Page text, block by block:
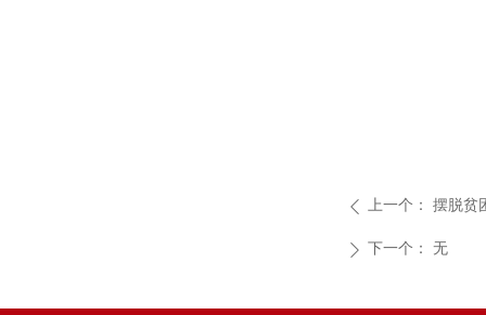
ꄴ 上一个： 摆脱贫
ꄲ 下一个： 无